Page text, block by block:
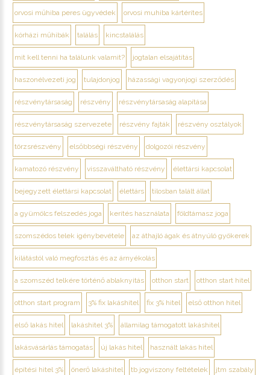
orvosi műhiba peres ügyvédek orvosi muhiba kártérítes
kórházi műhibák találás kincstalálás
mit kell tenni ha találunk valamit? jogtalan elsajátítás
haszonélvezeti jog tulajdonjog házassági vagyonjogi szerződés
részvénytársaság részvény részvénytársaság alapítása
részvénytársaság szervezete részvény fajták részvény osztályok
törzsrészvény elsőbbségi részvény dolgozói részvény
kamatozó részvény visszaváltható részvény élettársi kapcsolat
bejegyzett élettársi kapcsolat élettárs tilosban talált állat
a gyümölcs felszedés joga kerítés használata földtámasz joga
szomszédos telek igénybevétele az áthajló ágak és átnyúló gyökerek
kilátástól való megfosztás és az árnyékolás
a szomszéd telkére történő ablaknyitás otthon start otthon start hitel
otthon start program 3% fix lakáshitel fix 3% hitel első otthon hitel
első lakás hitel lakáshitel 3% államilag támogatott lakáshitel
lakásvásárlás támogatás új lakás hitel használt lakás hitel
építési hitel 3% önerő lakáshitel tb jogviszony feltételek jtm szabály